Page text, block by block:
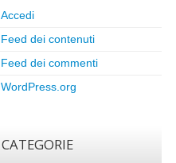
Accedi
Feed dei contenuti
Feed dei commenti
WordPress.org
CATEGORIE